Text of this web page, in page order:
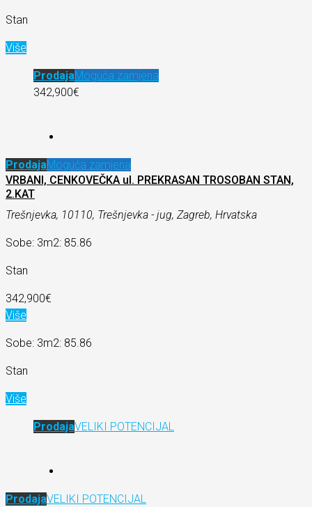
Stan
Više
ProdajaMoguća zamjena
342,900€
ProdajaMoguća zamjena
VRBANI, CENKOVEČKA ul. PREKRASAN TROSOBAN STAN,
2.KAT
Trešnjevka, 10110, Trešnjevka - jug, Zagreb, Hrvatska
Sobe: 3m2: 85.86
Stan
342,900€
Više
Sobe: 3m2: 85.86
Stan
Više
ProdajaVELIKI POTENCIJAL
ProdajaVELIKI POTENCIJAL